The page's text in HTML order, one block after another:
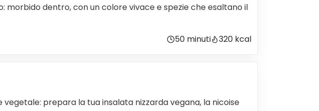
morbido dentro, con un colore vivace e spezie che esaltano il
50 minuti 320 kcal
vegetale: prepara la tua insalata nizzarda vegana, la nicoise